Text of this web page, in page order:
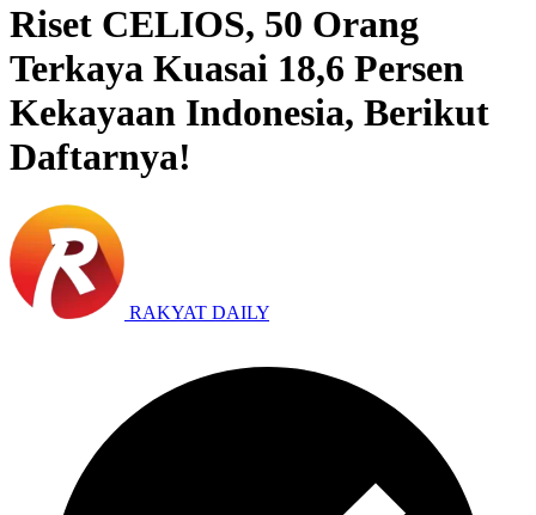
Riset CELIOS, 50 Orang
Terkaya Kuasai 18,6 Persen
Kekayaan Indonesia, Berikut
Daftarnya!
RAKYAT DAILY